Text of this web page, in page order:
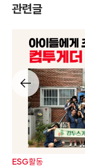
관련글
ESG활동